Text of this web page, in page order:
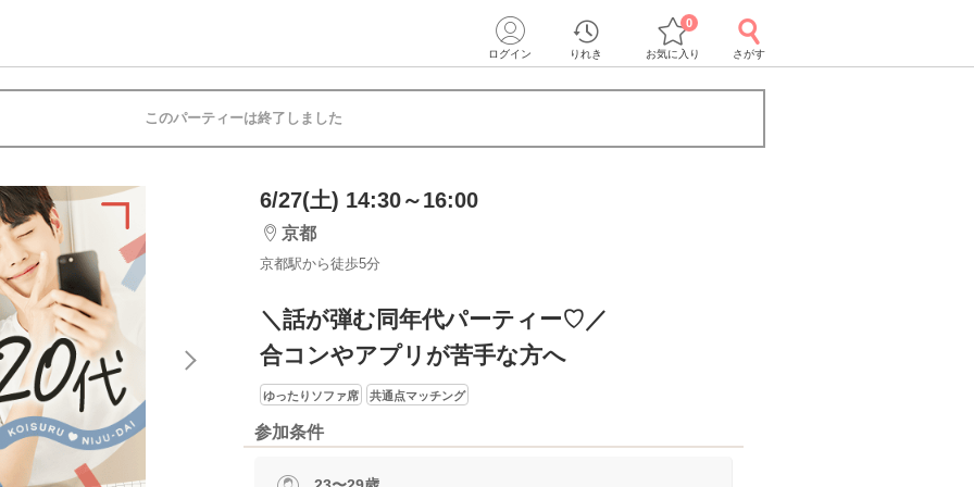
ログイン りれき お気に入り
0
さがす
このパーティーは終了しました
6/27(土) 14:30～16:00
京都
京都駅から徒歩5分
＼話が弾む同年代パーティー♡／
合コンやアプリが苦手な方へ
ゆったりソファ席 共通点マッチング
参加条件